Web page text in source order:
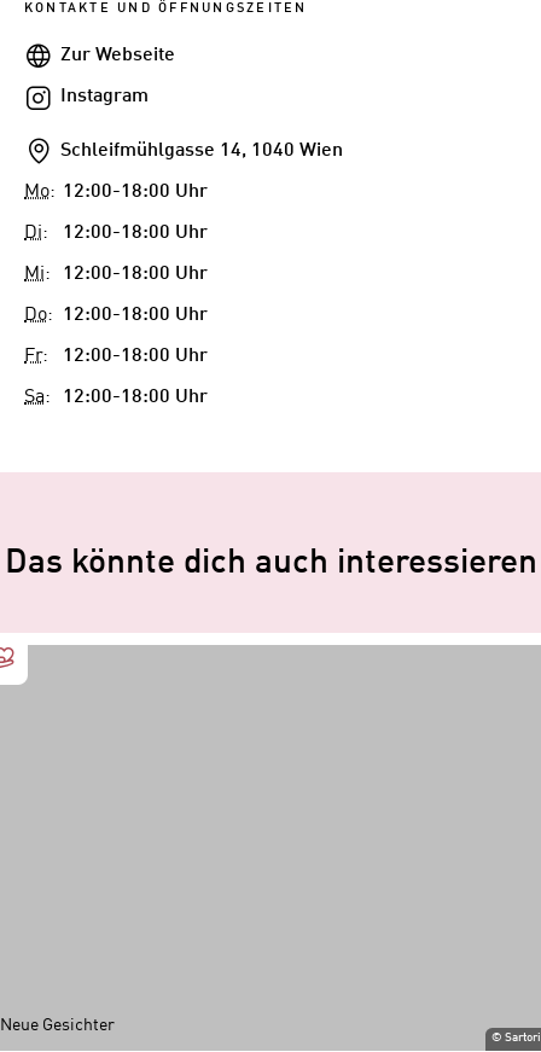
KONTAKTE UND ÖFFNUNGSZEITEN
WebseiteZur Webseite
Instagram
Instagram
Addresse
Schleifmühlgasse 14, 1040 Wien
Mo: 12:00-18:00 Uhr
Di: 12:00-18:00 Uhr
Mi: 12:00-18:00 Uhr
Do: 12:00-18:00 Uhr
Fr: 12:00-18:00 Uhr
Sa: 12:00-18:00 Uhr
Das könnte dich auch interessieren
©
Neue Gesichter